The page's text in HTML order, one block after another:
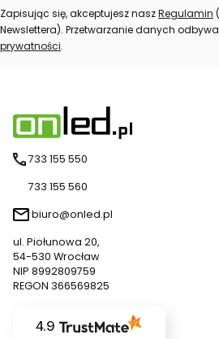
Zapisując się, akceptujesz naszRegulamin
Newslettera). Przetwarzanie danych
prywatności.
733 155 550
733 155 560
biuro@onled.pl
ul. Piołunowa 20,
54-530 Wrocław
NIP 8992809759
REGON 366569825
4.9